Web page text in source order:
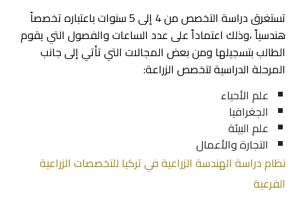
تستغرق دراسة التخصص من 4 إلى 5 سنوات باعتباره تخصصاُ
هندسياً ،وذلك اعتماداً على عدد الساعات والفصول التي يقوم
الطالب بتسجيلها ومن بعض المجالات التي تأتي إلى جانب
المرحلة الدراسية لتخصص الزراعة:
علم الأحياء
الجغرافيا
علم البيئة
التجارة والأعمال
نظام دراسة الهندسة الزراعية في تركيا للتخصصات الزراعية
الفرعية